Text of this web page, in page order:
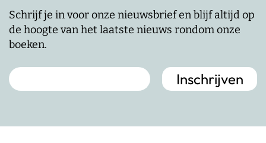
Schrijf je in voor onze nieuwsbrief en blijf altijd op
de hoogte van het laatste nieuws rondom onze
boeken.